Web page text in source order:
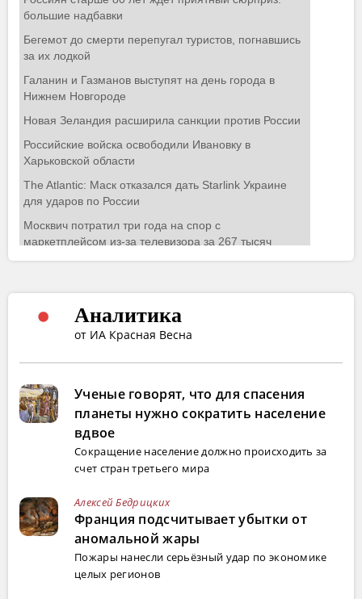
Аналитика
от ИА Красная Весна
Ученые говорят, что для спасения
планеты нужно сократить население
вдвое
Сокращение население должно происходить за
счет стран третьего мира
Алексей Бедрицких
Франция подсчитывает убытки от
аномальной жары
Пожары нанесли серьёзный удар по экономике
целых регионов